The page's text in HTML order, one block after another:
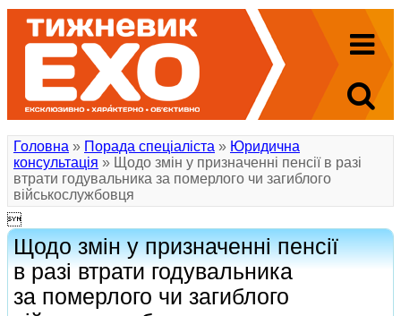
Головна » Порада спеціаліста » Юридична
консультація » Щодо змін у призначенні пенсії в разі
втрати годувальника за померлого чи загиблого
військослужбовця

Щодо змін у призначенні пенсії
в разі втрати годувальника
за померлого чи загиблого